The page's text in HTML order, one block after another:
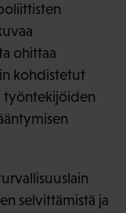
ohittaa
kohdistetut
työntekijöiden
selvittämistä ja